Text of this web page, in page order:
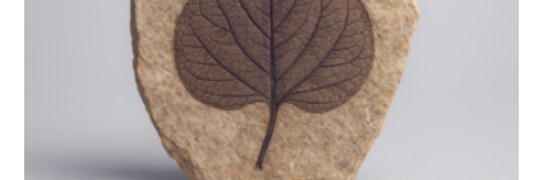
Saccharomyces cerevisiae entdeckt, der für die
Funktionsfähigkeit der Organellen entscheidend ist. Die
Studie wurde am 28. Oktober 2025 in der
Fachzeitschrift…